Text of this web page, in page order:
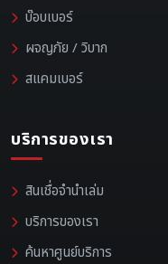
บ๊อบเบอร์
ผจญภัย / วิบาก
สแคมเบอร์
บริการของเรา
สินเชื่อจำนำเล่ม
บริการของเรา
ค้นหาศูนย์บริการ